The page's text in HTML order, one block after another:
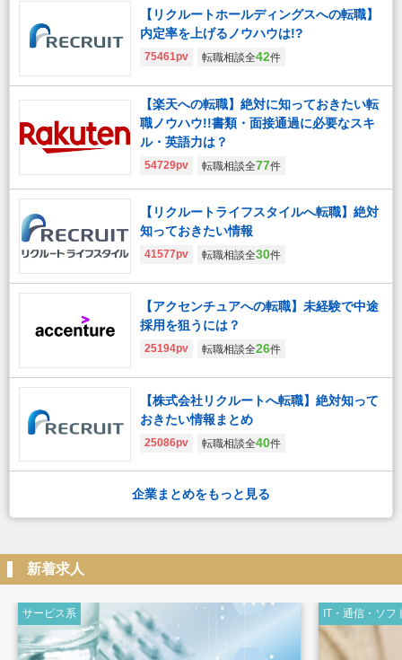
【リクルートホールディングスへの転職】
内定率を上げるノウハウは!?
75461pv 転職相談全42件
【楽天への転職】絶対に知っておきたい転
職ノウハウ!!書類・面接通過に必要なスキ
ル・英語力は？
54729pv 転職相談全77件
【リクルートライフスタイルへ転職】絶対
知っておきたい情報
41577pv 転職相談全30件
【アクセンチュアへの転職】未経験で中途
採用を狙うには？
25194pv 転職相談全26件
【株式会社リクルートへ転職】絶対知って
おきたい情報まとめ
25086pv 転職相談全40件
企業まとめをもっと見る
新着求人
サービス系 IT・通信・ソフ